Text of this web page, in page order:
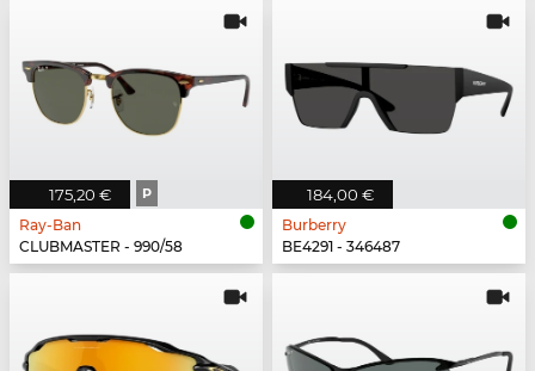
175,20 € P
Ray-Ban
CLUBMASTER - 990/58
184,00 €
Burberry
BE4291 - 346487